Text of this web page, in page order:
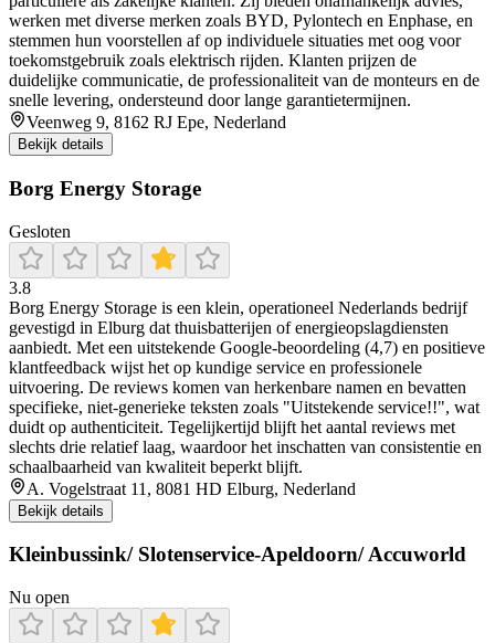
werken met diverse merken zoals BYD, Pylontech en Enphase, en
stemmen hun voorstellen af op individuele situaties met oog voor
toekomstgebruik zoals elektrisch rijden. Klanten prijzen de
duidelijke communicatie, de professionaliteit van de monteurs en de
snelle levering, ondersteund door lange garantietermijnen.
Veenweg 9, 8162 RJ Epe, Nederland
Bekijk details
Borg Energy Storage
Gesloten
3.8
Borg Energy Storage is een klein, operationeel Nederlands bedrijf
gevestigd in Elburg dat thuisbatterijen of energieopslagdiensten
aanbiedt. Met een uitstekende Google‑beoordeling (4,7) en positieve
klantfeedback wijst het op kundige service en professionele
uitvoering. De reviews komen van herkenbare namen en bevatten
specifieke, niet‑generieke teksten zoals "Uitstekende service!!", wat
duidt op authenticiteit. Tegelijkertijd blijft het aantal reviews met
slechts drie relatief laag, waardoor het inschatten van consistentie en
schaalbaarheid van kwaliteit beperkt blijft.
A. Vogelstraat 11, 8081 HD Elburg, Nederland
Bekijk details
Kleinbussink/ Slotenservice-Apeldoorn/ Accuworld
Nu open